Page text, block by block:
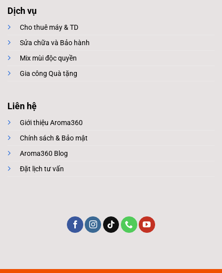
Dịch vụ
Cho thuê máy & TD
Sửa chữa và Bảo hành
Mix mùi độc quyền
Gia công Quà tặng
Liên hệ
Giới thiệu Aroma360
Chính sách & Bảo mật
Aroma360 Blog
Đặt lịch tư vấn